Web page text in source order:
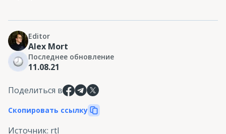
Editor
Alex Mort
Последнее обновление
11.08.21
Поделиться в
Скопировать ссылку
Источник: rtl